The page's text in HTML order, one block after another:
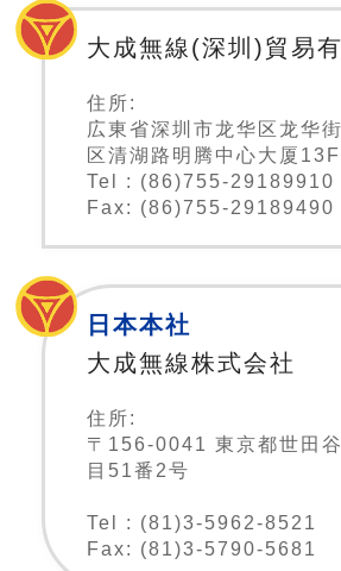
大成無線(深圳)貿易
住所:
広東省深圳市龙华区龙华
区清湖路明腾中心大厦
Tel : (86)755-29189910
Fax: (86)755-29189490
日本本社
大成無線株式会社
住所:
〒156-0041 東京都世田
目51番2号
Tel : (81)3-5962-8521
Fax: (81)3-5790-5681